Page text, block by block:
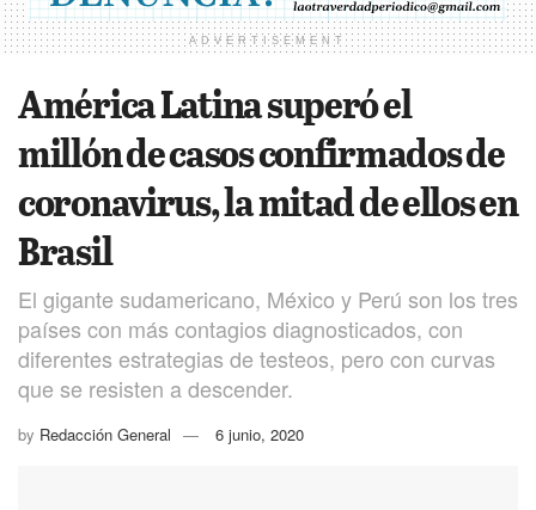
ADVERTISEMENT
América Latina superó el
millón de casos confirmados de
coronavirus, la mitad de ellos en
Brasil
El gigante sudamericano, México y Perú son los tres
países con más contagios diagnosticados, con
diferentes estrategias de testeos, pero con curvas
que se resisten a descender.
by Redacción General 6 junio, 2020